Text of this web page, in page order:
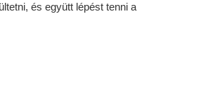
és együtt lépést tenni a